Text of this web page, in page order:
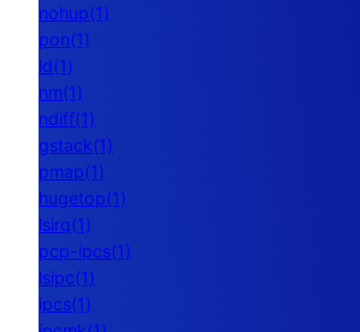
nohup(1)
pon(1)
ld(1)
nm(1)
ndiff(1)
gstack(1)
pmap(1)
hugetop(1)
lsirq(1)
pcp-ipcs(1)
lsipc(1)
ipcs(1)